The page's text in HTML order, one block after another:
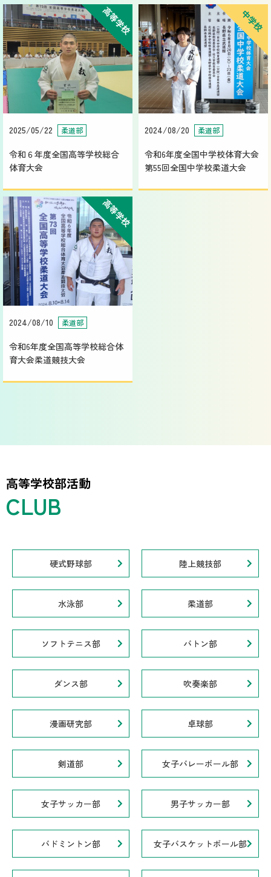
高等学校
2025/05/22 柔道部
令和６年度全国高等学校総合
体育大会
中学校
2024/08/20 柔道部
令和6年度全国中学校体育大会
第55回全国中学校柔道大会
高等学校
2024/08/10 柔道部
令和6年度全国高等学校総合体
育大会柔道競技大会
高等学校部活動
硬式野球部 陸上競技部
水泳部 柔道部
ソフトテニス部 バトン部
ダンス部 吹奏楽部
漫画研究部 卓球部
剣道部 女子バレーボール部
女子サッカー部 男子サッカー部
バドミントン部 女子バスケットボール部